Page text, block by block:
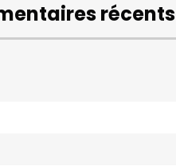
récents